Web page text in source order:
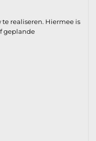
realiseren. Hiermee is
geplande